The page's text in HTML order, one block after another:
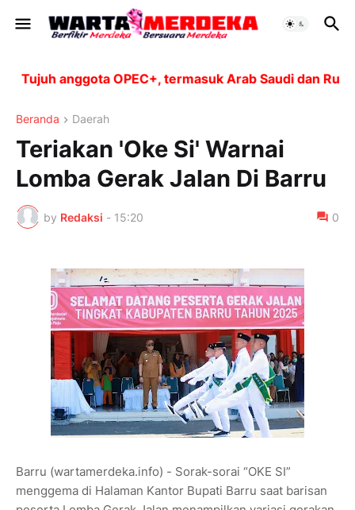
anggota OPEC+, termasuk Arab Saudi dan Rusia,
Beranda Daerah
Teriakan 'Oke Si' Warnai
Lomba Gerak Jalan Di Barru
by Redaksi - 15:20 0
Barru (wartamerdeka.info) - Sorak-sorai “OKE SI”
menggema di Halaman Kantor Bupati Barru saat barisan